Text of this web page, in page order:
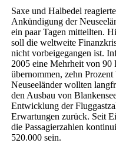
Saxe und Halbedel
Ankündigung der
ein paar Tagen mitteilten.
soll die weltweite
nicht vorbeigegangen ist.
2005 eine Mehrheit von 90
übernommen, zehn
Neuseeländer wollten
den Ausbau von
Entwicklung der
Erwartungen zurück. Seit
die Passagierzahlen
520.000 sein.